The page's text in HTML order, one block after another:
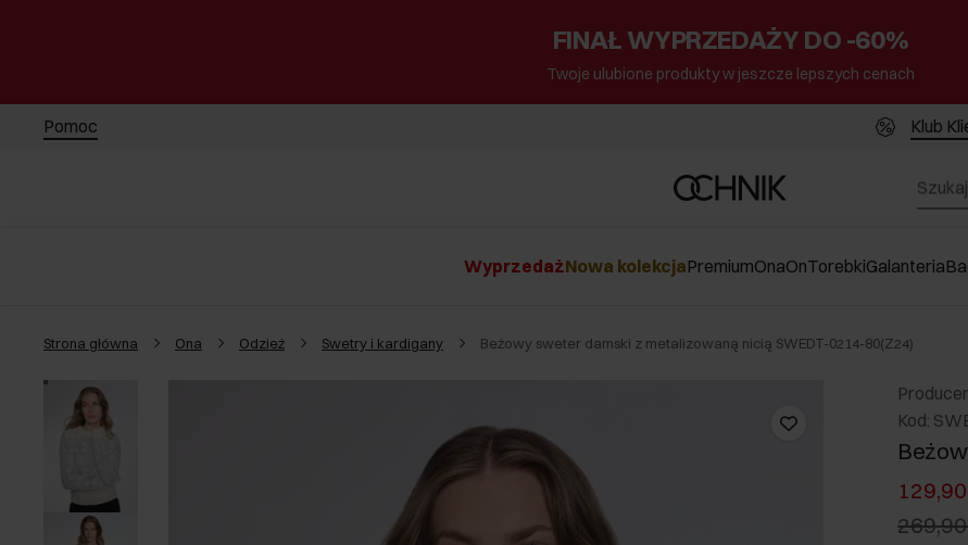
FINAŁ WYPRZEDAŻY DO -60%
Twoje ulubione produkty w jeszcze lepszych cenach
Pomoc Klub
WyprzedażNowa kolekcjaPremiumOnaOnTorebkiGalanteria
Strona główna Ona Odzież Swetry i kardigany Beżowy sweter damski z metalizowaną nicią SWEDT-0214-80(Z24)
Kod:
129,90
269,90